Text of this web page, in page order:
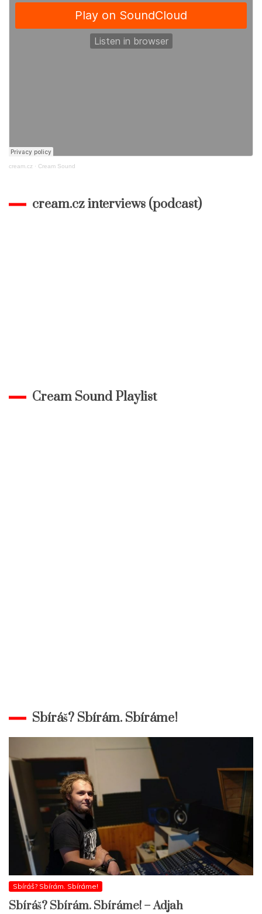
cream.cz · Cream Sound
cream.cz interviews (podcast)
Cream Sound Playlist
Sbíráš? Sbírám. Sbíráme!
Sbíráš? Sbírám. Sbíráme!
Sbíráš? Sbírám. Sbíráme! – Adjah